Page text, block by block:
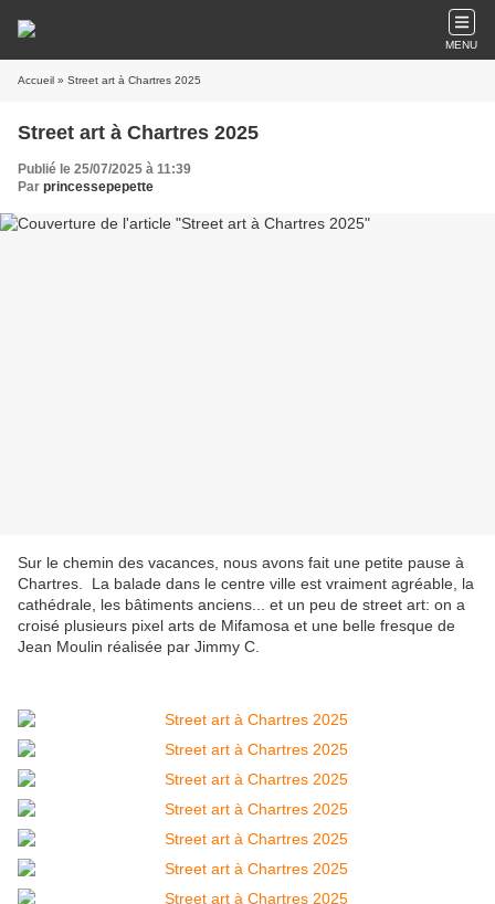
MENU
Accueil » Street art à Chartres 2025
Street art à Chartres 2025
Publié le 25/07/2025 à 11:39
Par princessepepette
Sur le chemin des vacances, nous avons fait une petite pause à
Chartres. La balade dans le centre ville est vraiment agréable, la
cathédrale, les bâtiments anciens... et un peu de street art: on a
croisé plusieurs pixel arts de Mifamosa et une belle fresque de
Jean Moulin réalisée par Jimmy C.